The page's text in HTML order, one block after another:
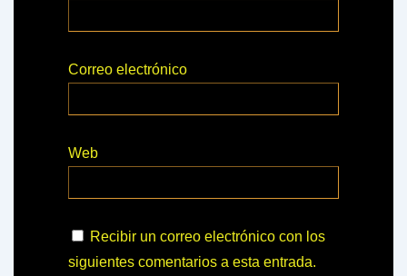
Correo electrónico
Web
Recibir un correo electrónico con los
siguientes comentarios a esta entrada.